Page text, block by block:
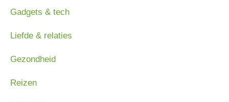
Gadgets & tech
Liefde & relaties
Gezondheid
Reizen